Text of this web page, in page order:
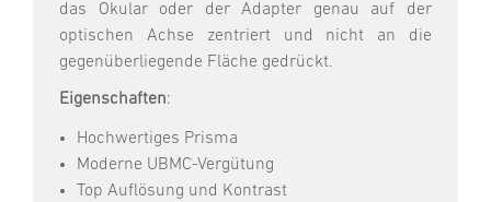
das Okular oder der Adapter genau auf der
optischen Achse zentriert und nicht an die
gegenüberliegende Fläche gedrückt.
Eigenschaften:
Hochwertiges Prisma
Moderne UBMC-Vergütung
Top Auflösung und Kontrast